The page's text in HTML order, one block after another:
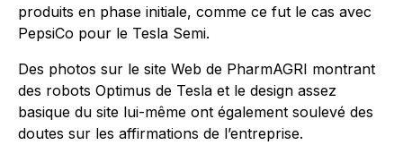
produits en phase initiale, comme ce fut le cas avec
PepsiCo pour le Tesla Semi.
Des photos sur le site Web de PharmAGRI montrant
des robots Optimus de Tesla et le design assez
basique du site lui-même ont également soulevé des
doutes sur les affirmations de l’entreprise.